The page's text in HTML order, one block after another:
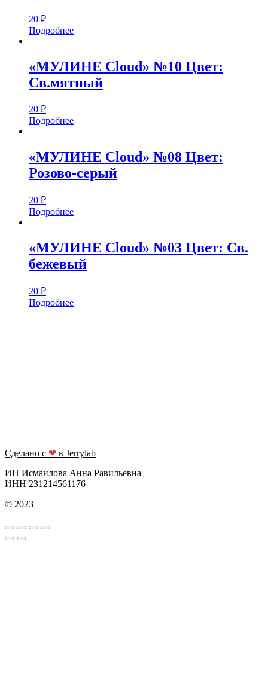
20 ₽
Подробнее
«МУЛИНЕ Cloud» №10 Цвет:
Св.мятный
20 ₽
Подробнее
«МУЛИНЕ Cloud» №08 Цвет:
Розово-серый
20 ₽
Подробнее
«МУЛИНЕ Cloud» №03 Цвет: Св.
бежевый
20 ₽
Подробнее
Сделано с ❤ в Jerrylab
ИП Исмаилова Анна Равильевна
ИНН 231214561176
© 2023